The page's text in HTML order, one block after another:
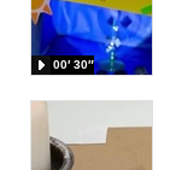
00′ 30″